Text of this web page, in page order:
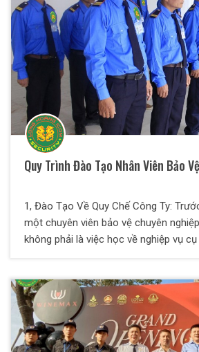
Quy Trình Đào Tạo Nhân Viên Bảo
1, Đào Tạo Về Quy Chế Công Ty:
một chuyên viên bảo vệ chuyên
không phải là việc học về nghiệp vụ
quyền lợi cá nhân, đồng thời cần phải
định và quy chế để xác định rõ mục
sự phấn đấu của mình. 2, Đào Tạo
Tiếp Của Nhân Viên: Huấn luyện về